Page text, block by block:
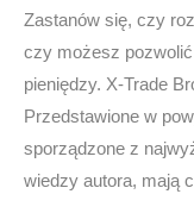
Zastanów się, czy
czy możesz
pieniędzy. X-Trade
Przedstawione w
sporządzone z
wiedzy autora, mają